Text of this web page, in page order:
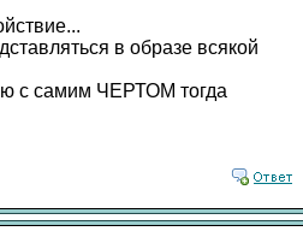
в образе всякой
с самим ЧЕРТОМ тогда